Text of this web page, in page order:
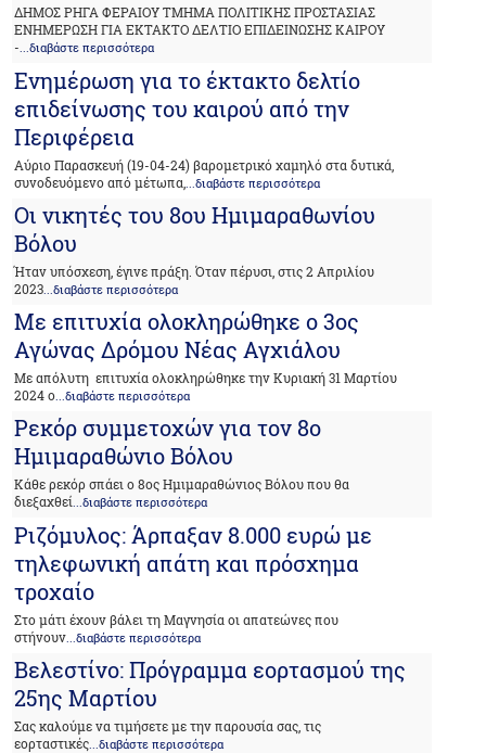
ΔΗΜΟΣ ΡΗΓΑ ΦΕΡΑΙΟΥ ΤΜΗΜΑ ΠΟΛΙΤΙΚΗΣ ΠΡΟΣΤΑΣΙΑΣ
ΕΝΗΜΕΡΩΣΗ ΓΙΑ ΕΚΤΑΚΤΟ ΔΕΛΤΙΟ ΕΠΙΔΕΙΝΩΣΗΣ ΚΑΙΡΟΥ
-...διαβάστε περισσότερα
Ενημέρωση για το έκτακτο δελτίο
επιδείνωσης του καιρού από την
Περιφέρεια
Αύριο Παρασκευή (19-04-24) βαρομετρικό χαμηλό στα δυτικά,
συνοδευόμενο από μέτωπα,
...διαβάστε περισσότερα
Οι νικητές του 8ου Ημιμαραθωνίου
Βόλου
Ήταν υπόσχεση, έγινε πράξη. Όταν πέρυσι, στις 2 Απριλίου
2023...διαβάστε περισσότερα
Με επιτυχία ολοκληρώθηκε ο 3ος
Αγώνας Δρόμου Νέας Αγχιάλου
Με απόλυτη επιτυχία ολοκληρώθηκε την Κυριακή 31 Μαρτίου
2024 ο...διαβάστε περισσότερα
Ρεκόρ συμμετοχών για τον 8ο
Ημιμαραθώνιο Βόλου
Κάθε ρεκόρ σπάει ο 8ος Ημιμαραθώνιος Βόλου που θα
διεξαχθεί...διαβάστε περισσότερα
Ριζόμυλος: Άρπαξαν 8.000 ευρώ με
τηλεφωνική απάτη και πρόσχημα
τροχαίο
Στο μάτι έχουν βάλει τη Μαγνησία οι απατεώνες που
στήνουν ...διαβάστε περισσότερα
Βελεστίνο: Πρόγραμμα εορτασμού της
25ης Μαρτίου
Σας καλούμε να τιμήσετε με την παρουσία σας, τις
εορταστικές...διαβάστε περισσότερα